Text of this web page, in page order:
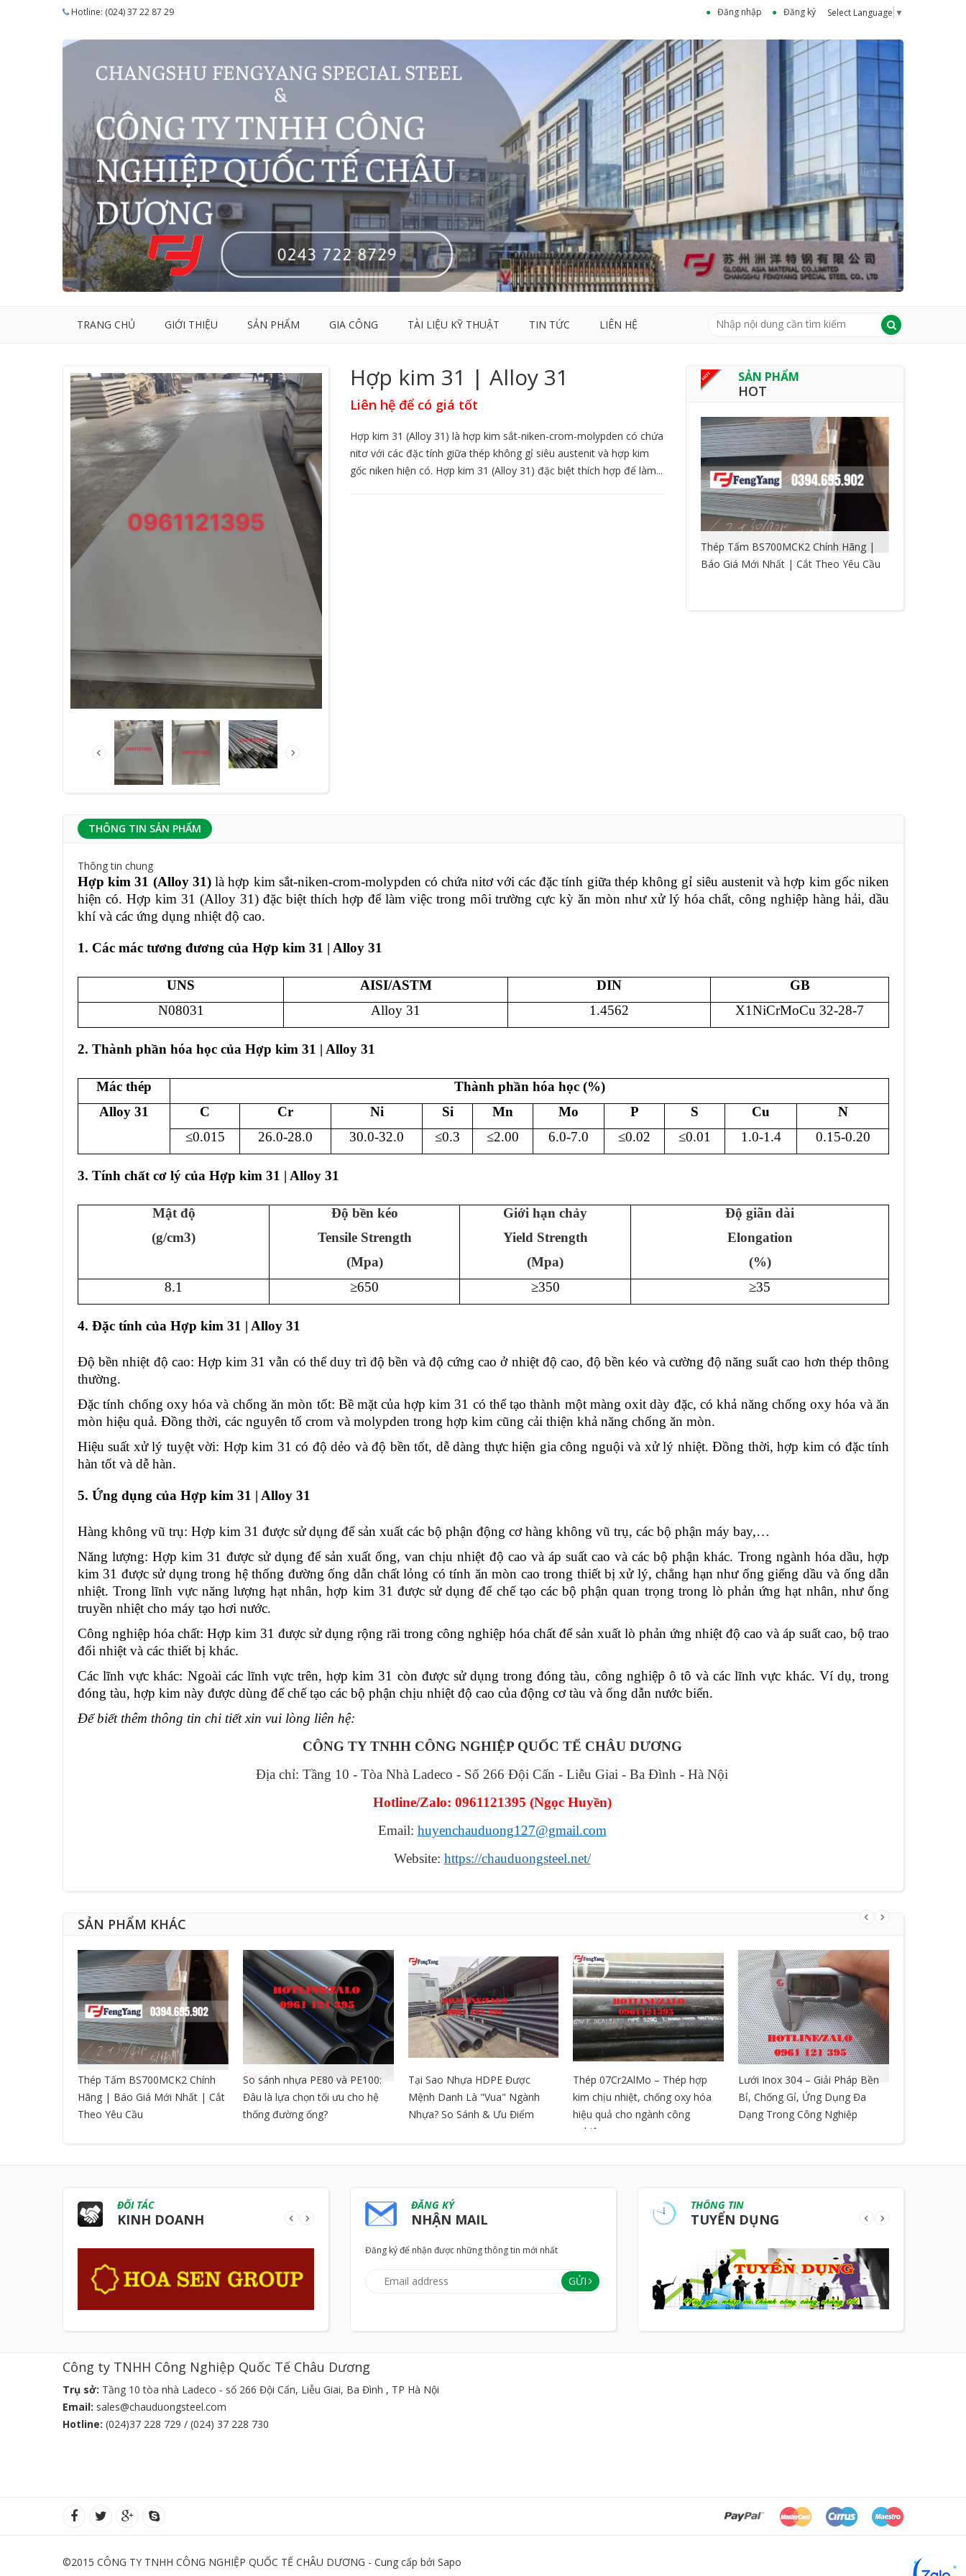
Hotline: (024) 37 22 87 29 Đăng nhập Đăng ký Select Language ▼
TRANG CHỦ GIỚI THIỆU SẢN PHẨM GIA CÔNG TÀI LIỆU KỸ THUẬT TIN TỨC LIÊN HỆ
Hợp kim 31 | Alloy 31
Liên hệ để có giá tốt
Hợp kim 31 (Alloy 31) là hợp kim sắt-niken-crom-molypden có chứa
nitơ với các đặc tính giữa thép không gỉ siêu austenit và hợp kim
gốc niken hiện có. Hợp kim 31 (Alloy 31) đặc biệt thích hợp để làm...
SẢN PHẨM
HOT
Thép Tấm BS700MCK2 Chính Hãng |
Báo Giá Mới Nhất | Cắt Theo Yêu Cầu
THÔNG TIN SẢN PHẨM
Thông tin chung
Hợp kim 31 (Alloy 31)là hợp kim sắt-niken-crom-molypden có chứa nitơ với các đặc tính giữa thép không gỉ siêu austenit và hợp kim gốc niken
hiện có. Hợp kim 31 (Alloy 31) đặc biệt thích hợp để làm việc trong môi trường cực kỳ ăn mòn như xử lý hóa chất, công nghiệp hàng hải, dầu
khí và các ứng dụng nhiệt độ cao.
1. Các mác tương đương của Hợp kim 31 | Alloy 31
UNS AISI/ASTM DIN
GB
N08031
Alloy 31 1.4562 X1NiCrMoCu 32-28-7
2. Thành phần hóa học của Hợp kim 31 | Alloy 31
Mác thép
Thành phần hóa học (%)
Alloy 31
C Cr Ni Si Mn Mo P S Cu
N
≤0.015
26.0-28.0 30.0-32.0 ≤0.3 ≤2.00 6.0-7.0 ≤0.02 ≤0.01 1.0-1.4 0.15-0.20
3. Tính chất cơ lý của Hợp kim 31 | Alloy 31
Mật độ
(g/cm3)
Độ bền kéo
Tensile Strength
(Mpa)
Giới hạn chảy
Yield Strength
(Mpa)
Độ giãn dài
Elongation
(%)
8.1
≥650 ≥350 ≥35
4. Đặc tính của Hợp kim 31 | Alloy 31
Độ bền nhiệt độ cao: Hợp kim 31 vẫn có thể duy trì độ bền và độ cứng cao ở nhiệt độ cao, độ bền kéo và cường độ năng suất cao hơn thép thông
thường.
Đặc tính chống oxy hóa và chống ăn mòn tốt: Bề mặt của hợp kim 31 có thể tạo thành một màng oxit dày đặc, có khả năng chống oxy hóa và ăn
mòn hiệu quả. Đồng thời, các nguyên tố crom và molypden trong hợp kim cũng cải thiện khả năng chống ăn mòn.
Hiệu suất xử lý tuyệt vời: Hợp kim 31 có độ dẻo và độ bền tốt, dễ dàng thực hiện gia công nguội và xử lý nhiệt. Đồng thời, hợp kim có đặc tính
hàn tốt và dễ hàn.
5. Ứng dụng của Hợp kim 31 | Alloy 31
Hàng không vũ trụ: Hợp kim 31 được sử dụng để sản xuất các bộ phận động cơ hàng không vũ trụ, các bộ phận máy bay,…
Năng lượng: Hợp kim 31 được sử dụng để sản xuất ống, van chịu nhiệt độ cao và áp suất cao và các bộ phận khác. Trong ngành hóa dầu, hợp
kim 31 được sử dụng trong hệ thống đường ống dẫn chất lỏng có tính ăn mòn cao trong thiết bị xử lý, chẳng hạn như ống giếng dầu và ống dẫn
nhiệt. Trong lĩnh vực năng lượng hạt nhân, hợp kim 31 được sử dụng để chế tạo các bộ phận quan trọng trong lò phản ứng hạt nhân, như ống
truyền nhiệt cho máy tạo hơi nước.
Công nghiệp hóa chất: Hợp kim 31 được sử dụng rộng rãi trong công nghiệp hóa chất để sản xuất lò phản ứng nhiệt độ cao và áp suất cao, bộ trao
đổi nhiệt và các thiết bị khác.
Các lĩnh vực khác: Ngoài các lĩnh vực trên, hợp kim 31 còn được sử dụng trong đóng tàu, công nghiệp ô tô và các lĩnh vực khác. Ví dụ, trong
đóng tàu, hợp kim này được dùng để chế tạo các bộ phận chịu nhiệt độ cao của động cơ tàu và ống dẫn nước biển.
Để biết thêm thông tin chi tiết xin vui lòng liên hệ:
CÔNG TY TNHH CÔNG NGHIỆP QUỐC TẾ CHÂU DƯƠNG
Địa chỉ: Tầng 10 - Tòa Nhà Ladeco - Số 266 Đội Cấn - Liễu Giai - Ba Đình - Hà Nội
Hotline/Zalo: 0961121395 (Ngọc Huyền)
Email: huyenchauduong127@gmail.com
Website: https://chauduongsteel.net/
SẢN PHẨM KHÁC
Thép Tấm BS700MCK2 Chính
Hãng | Báo Giá Mới Nhất | Cắt
Theo Yêu Cầu
So sánh nhựa PE80 và PE100:
Đâu là lựa chọn tối ưu cho hệ
thống đường ống?
Tại Sao Nhựa HDPE Được
Mệnh Danh Là "Vua" Ngành
Nhựa? So Sánh & Ưu Điểm
Thép 07Cr2AlMo – Thép hợp
kim chịu nhiệt, chống oxy hóa
hiệu quả cho ngành công
nghiệp
Lưới Inox 304 – Giải Pháp Bền
Bỉ, Chống Gỉ, Ứng Dụng Đa
Dạng Trong Công Nghiệp
ĐỐI TÁC
KINH DOANH
ĐĂNG KÝ
NHẬN MAIL
Đăng ký để nhận được những thông tin mới nhất
GỬI
THÔNG TIN
TUYỂN DỤNG
Công ty TNHH Công Nghiệp Quốc Tế Châu Dương
Trụ sở: Tầng 10 tòa nhà Ladeco - số 266 Đội Cấn, Liễu Giai, Ba Đình , TP Hà Nội
Email: sales@chauduongsteel.com
Hotline: (024)37 228 729 / (024) 37 228 730
©2015 CÔNG TY TNHH CÔNG NGHIỆP QUỐC TẾ CHÂU DƯƠNG - Cung cấp bởi Sapo